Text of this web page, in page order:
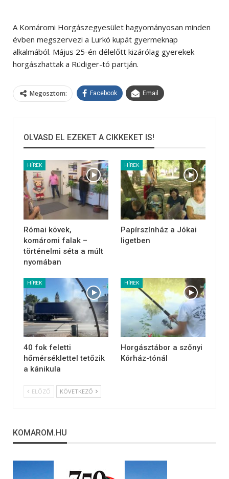
A Komáromi Horgászegyesület hagyományosan minden
évben megszervezi a Lurkó kupát gyermeknap
alkalmából. Május 25-én délelőtt kizárólag gyerekek
horgászhattak a Rüdiger-tó partján.
Megosztom: Facebook Email
OLVASD EL EZEKET A CIKKEKET IS!
HÍREK
Római kövek,
komáromi falak –
történelmi séta a múlt
nyomában
HÍREK
Papírszínház a Jókai
ligetben
HÍREK
40 fok feletti
hőmérséklettel tetőzik
a kánikula
HÍREK
Horgásztábor a szőnyi
Kórház-tónál
ELŐZŐ KÖVETKEZŐ
KOMAROM.HU